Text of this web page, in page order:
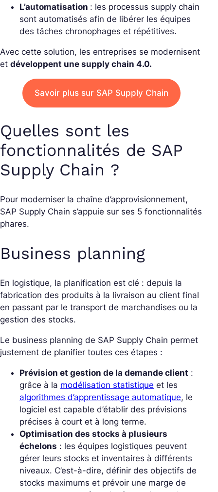
L’automatisation : les processus supply chain
sont automatisés afin de libérer les équipes
des tâches chronophages et répétitives.
Avec cette solution, les entreprises se modernisent
et développent une supply chain 4.0.
Savoir plus sur SAP Supply Chain
Quelles sont les
fonctionnalités de SAP
Supply Chain ?
Pour moderniser la chaîne d’approvisionnement,
SAP Supply Chain s’appuie sur ses 5 fonctionnalités
phares.
Business planning
En logistique, la planification est clé : depuis la
fabrication des produits à la livraison au client final
en passant par le transport de marchandises ou la
gestion des stocks.
Le business planning de SAP Supply Chain permet
justement de planifier toutes ces étapes :
Prévision et gestion de la demande client :
grâce à la modélisation statistique et les
algorithmes d’apprentissage automatique, le
logiciel est capable d’établir des prévisions
précises à court et à long terme.
Optimisation des stocks à plusieurs
échelons : les équipes logistiques peuvent
gérer leurs stocks et inventaires à différents
niveaux. C’est-à-dire, définir des objectifs de
stocks maximums et prévoir une marge de